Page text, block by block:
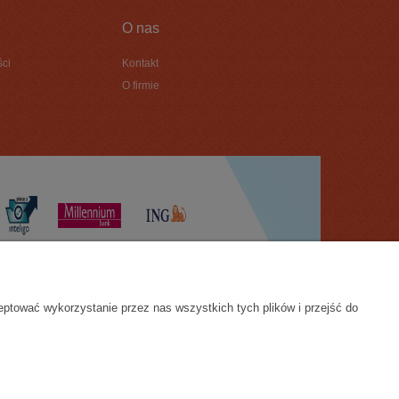
O nas
Kontakt
O firmie
wykorzystanie przez nas wszystkich tych plików i przejść do